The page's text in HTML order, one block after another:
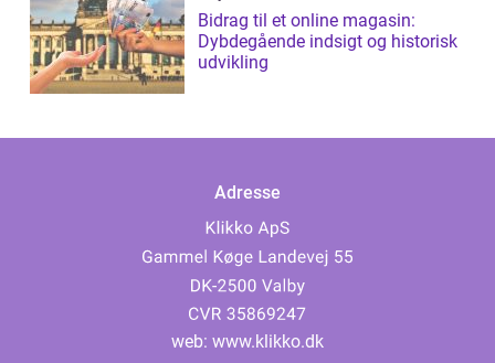
Bidrag til et online magasin:
Dybdegående indsigt og historisk
udvikling
Adresse
web: www.klikko.dk